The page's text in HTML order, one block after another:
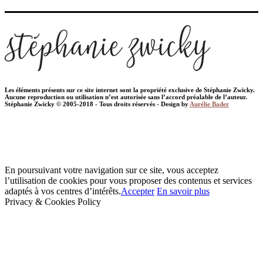
Les éléments présents sur ce site internet sont la propriété exclusive de Stéphanie Zwicky.
Aucune reproduction ou utilisation n’est autorisée sans l’accord préalable de l’auteur.
Stéphanie Zwicky © 2005-2018 - Tous droits réservés - Design by Aurélie Bader
En poursuivant votre navigation sur ce site, vous acceptez
l’utilisation de cookies pour vous proposer des contenus et services
adaptés à vos centres d’intérêts.Accepter En savoir plus
Privacy & Cookies Policy